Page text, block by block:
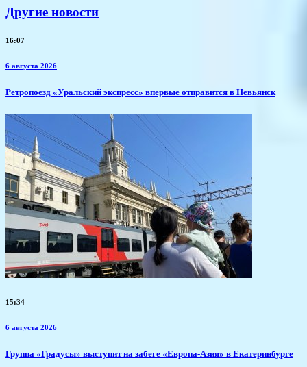
Другие новости
16:07
6 августа 2026
​Ретропоезд «Уральский экспресс» впервые отправится в Невьянск
15:34
6 августа 2026
​Группа «Градусы» выступит на забеге «Европа-Азия» в Екатеринбурге